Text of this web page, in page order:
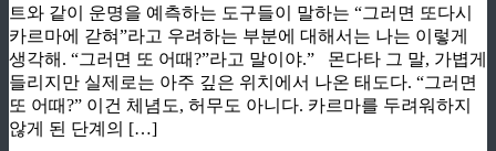
트와 같이 운명을 예측하는 도구들이 말하는 “그러면 또다시
카르마에 갇혀”라고 우려하는 부분에 대해서는 나는 이렇게
생각해. “그러면 또 어때?”라고 말이야.” 몬다타 그 말, 가볍게
들리지만 실제로는 아주 깊은 위치에서 나온 태도다. “그러면
또 어때?” 이건 체념도, 허무도 아니다. 카르마를 두려워하지
않게 된 단계의 […]